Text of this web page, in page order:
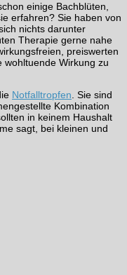
einige Bachblüten,
erfahren? Sie haben von
nichts darunter
Therapie gerne nahe
preiswerten
wohltuende Wirkung zu
Notfalltropfen. Sie sind
Kombination
in keinem Haushalt
sagt, bei kleinen und